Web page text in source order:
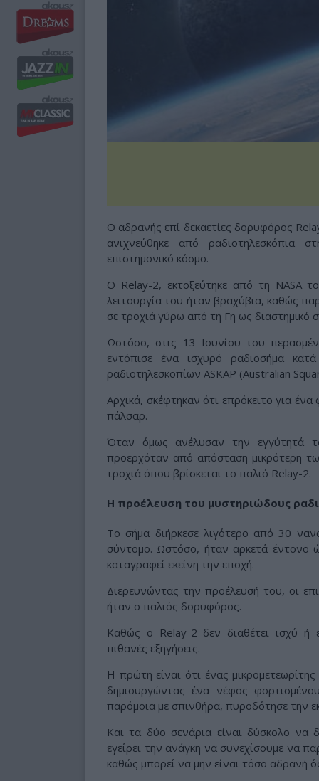
Ο αδρανής επί δεκαετίες δορυφόρος
ανιχνεύθηκε από ραδιοτηλεσκόπια
επιστημονικό κόσμο.
Ο Relay-2, εκτοξεύτηκε από τη NASA
λειτουργία του ήταν βραχύβια, καθώς
σε τροχιά γύρω από τη Γη ως διαστημικό
Ωστόσο, στις 13 Ιουνίου του
εντόπισε ένα ισχυρό ραδιοσήμα
ραδιοτηλεσκοπίων ASKAP (Australian
Αρχικά, σκέφτηκαν ότι επρόκειτο για
πάλσαρ.
Όταν όμως ανέλυσαν την εγγύτητά
προερχόταν από απόσταση μικρότερη
τροχιά όπου βρίσκεται το παλιό Relay-2.
Η προέλευση του μυστηριώδους
Το σήμα διήρκεσε λιγότερο από 30
σύντομο. Ωστόσο, ήταν αρκετά έντονο
καταγραφεί εκείνη την εποχή.
Διερευνώντας την προέλευσή του, οι
ήταν ο παλιός δορυφόρος.
Καθώς ο Relay-2 δεν διαθέτει ισχύ ή
πιθανές εξηγήσεις.
Η πρώτη είναι ότι ένας
δημιουργώντας ένα νέφος
παρόμοια με σπινθήρα, πυροδότησε την
Και τα δύο σενάρια είναι δύσκολο να
εγείρει την ανάγκη να συνεχίσουμε να
καθώς μπορεί να μην είναι τόσο αδρανή